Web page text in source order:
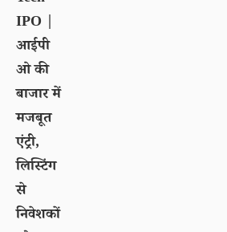
IPO |
आईपी
ओ की
बाजार में
मजबूत
एंट्री,
लिस्टिंग
से
निवेशकों